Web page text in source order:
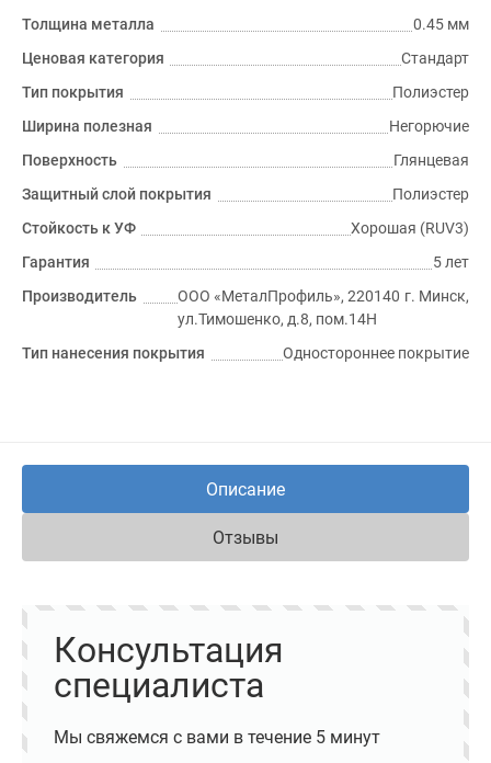
Толщина металла
0.45 мм
Ценовая категория
Стандарт
Тип покрытия
Полиэстер
Ширина полезная
Негорючие
Поверхность
Глянцевая
Защитный слой покрытия
Полиэстер
Стойкость к УФ
Хорошая (RUV3)
Гарантия
5 лет
Производитель
ООО «МеталПрофиль», 220140 г. Минск,
ул.Тимошенко, д.8, пом.14Н
Тип нанесения покрытия
Одностороннее покрытие
Описание
Отзывы
Консультация
специалиста
Мы свяжемся с вами в течение 5 минут